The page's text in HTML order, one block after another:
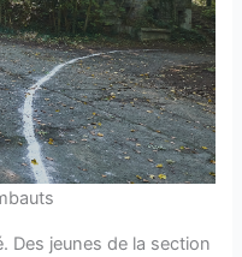
Des jeunes de la section